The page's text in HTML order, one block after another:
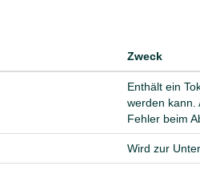
Zweck
Enthält ein
werden kann.
Fehler beim
Wird zur